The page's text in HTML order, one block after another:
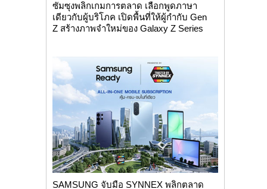
ซัมซุงพลิกเกมการตลาด เลือกพูดภาษา
เดียวกับผู้บริโภค เปิดพื้นที่ให้ผู้กำกับ Gen
Z สร้างภาพจำใหม่ของ Galaxy Z Series
SAMSUNG จับมือ SYNNEX พลิกตลาด